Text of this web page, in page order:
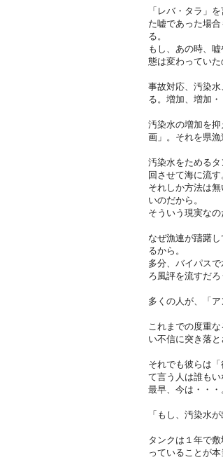
「レバ・タラ」
た嘘であった場
る。
もし、あの時、
態は変わっていた
事故対応、汚染
る。増加、増加・
汚染水の増加を
画」。それを県漁
汚染水をためる
回させて海に流す
それしか方法は
いのだから。
そういう現実なの
なぜ漁連が躊躇
るから。
多分、バイパス
ろ風評を流すだろ
多くの人が、「
これまでの度重
い不信に突き落と
それでも彼らは
て言う人は誰もい
最早、今は・・・
「もし、汚染水
タンクは１年で
っていることが本